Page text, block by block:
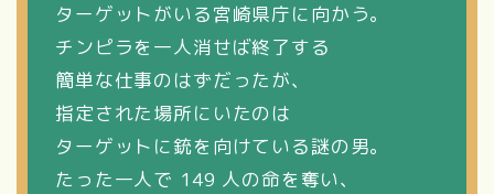
ターゲットがいる宮崎県庁に向かう。
チンピラを一人消せば終了する
簡単な仕事のはずだったが、
指定された場所にいたのは
ターゲットに銃を向けている謎の男。
たった一人で 149 人の命を奪い、